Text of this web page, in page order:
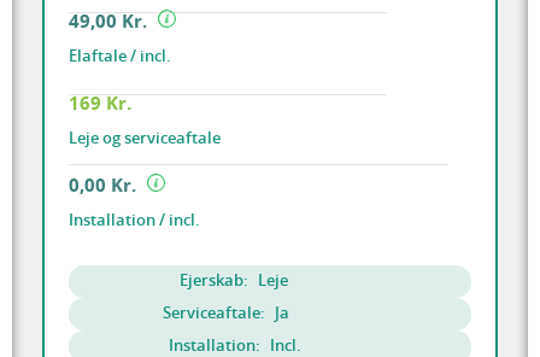
49,00 Kr.
Elaftale / incl.
169 Kr.
Leje og serviceaftale
0,00 Kr.
Installation / incl.
Ejerskab: Leje
Serviceaftale: Ja
Installation: Incl.